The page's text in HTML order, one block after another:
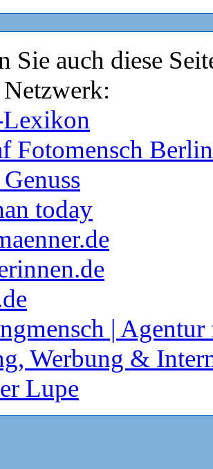
Sie auch diese
Fotomensch Berlin
today
| Agentur
Werbung &
Lupe